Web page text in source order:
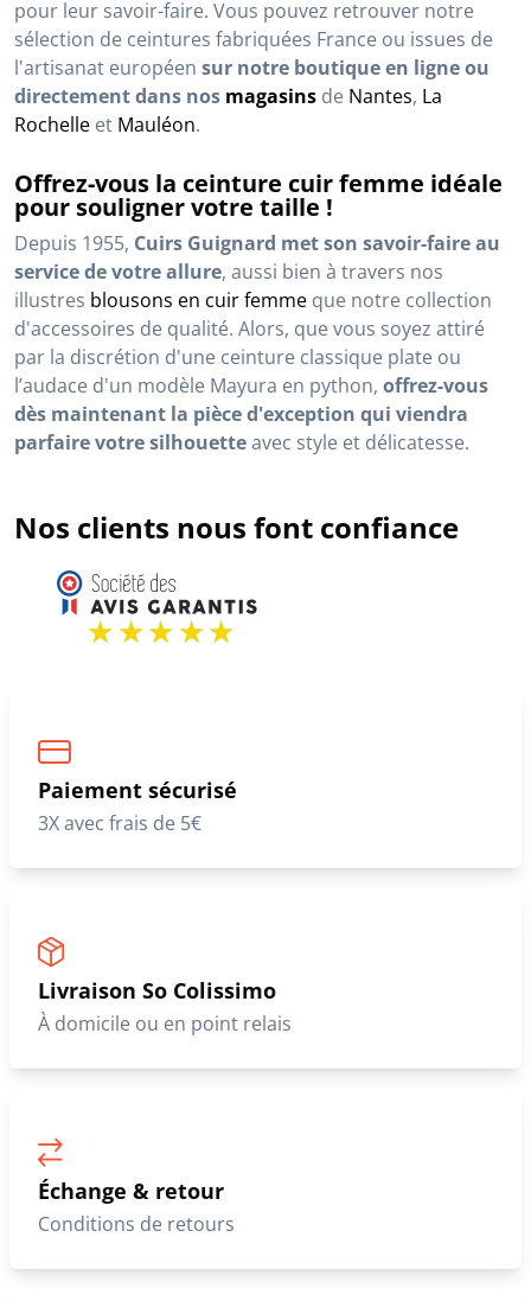
pour leur savoir-faire. Vous pouvez retrouver notre
sélection de ceintures fabriquées France ou issues de
l'artisanat européen sur notre boutique en ligne ou
directement dans nos magasins de Nantes, La
Rochelle et Mauléon.
Offrez-vous la ceinture cuir femme idéale
pour souligner votre taille !
Depuis 1955, Cuirs Guignard met son savoir-faire au
service de votre allure, aussi bien à travers nos
illustres blousons en cuir femme que notre collection
d'accessoires de qualité. Alors, que vous soyez attiré
par la discrétion d'une ceinture classique plate ou
l’audace d'un modèle Mayura en python, offrez-vous
dès maintenant la pièce d'exception qui viendra
parfaire votre silhouetteavec style et délicatesse.
Nos clients nous font confiance
Paiement sécurisé
3X avec frais de 5€
Livraison So Colissimo
À domicile ou en point relais
Échange & retour
Conditions de retours